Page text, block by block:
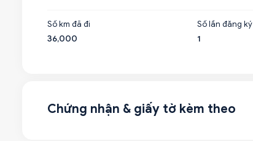
Số km đã đi
36,000
Số lần đăng ký
1
Chứng nhận & giấy tờ kèm theo